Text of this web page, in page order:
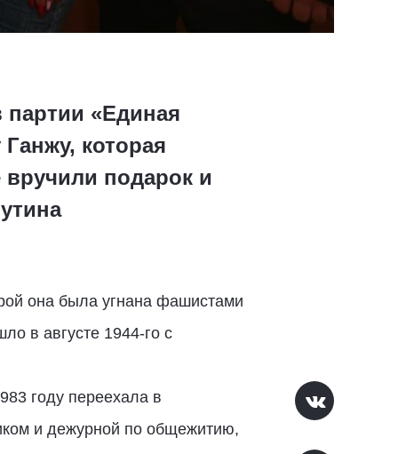
партии «Единая
которая
подарок и
она была угнана фашистами
в августе 1944-го с
году переехала в
и дежурной по общежитию,